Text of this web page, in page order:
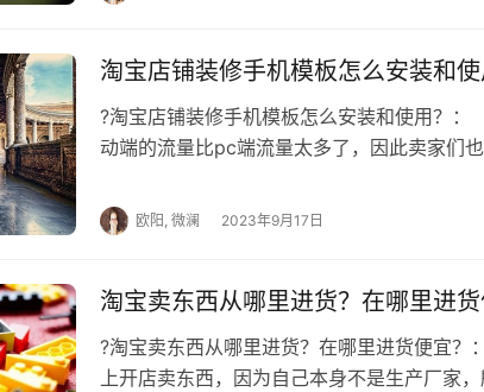
淘宝店铺装修手机模板怎么安装和使
?淘宝店铺装修手机模板怎么安装和使用？
动端的流量比pc端流量太多了，因此卖家们
欧阳, 微澜 2023年9月17日
淘宝卖东西从哪里进货？在哪里进货
?淘宝卖东西从哪里进货？在哪里进货便宜
上开店卖东西，因为自己本身不是生产厂家